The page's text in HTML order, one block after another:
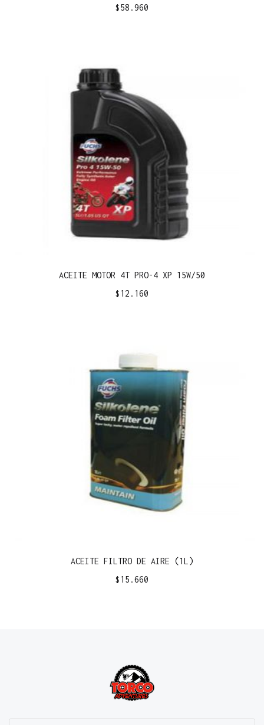
$58.960
ACEITE MOTOR 4T PRO-4 XP 15W/50
$12.160
ACEITE FILTRO DE AIRE (1L)
$15.660